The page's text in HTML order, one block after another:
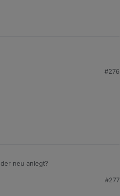
#276
neu anlegt?
Im Orginal Zeilen 29, 30 und 73.
#277